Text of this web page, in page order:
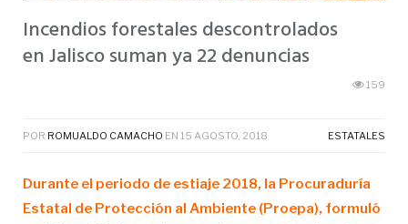
Incendios forestales descontrolados
en Jalisco suman ya 22 denuncias
159
POR ROMUALDO CAMACHO EN 15 AGOSTO, 2018 ESTATALES
Durante el periodo de estiaje 2018, la Procuraduría
Estatal de Protección al Ambiente (Proepa), formuló